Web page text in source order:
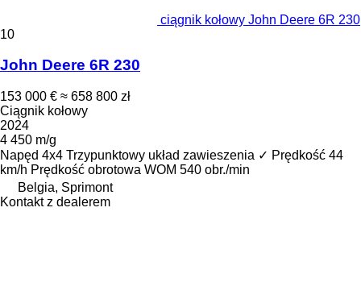
ciągnik kołowy John Deere 6R 230
10
John Deere 6R 230
153 000 € ≈ 658 800 zł
Ciągnik kołowy
2024
4 450 m/g
Napęd 4x4 Trzypunktowy układ zawieszenia ✓ Prędkość 44
km/h Prędkość obrotowa WOM 540 obr./min
Belgia, Sprimont
Kontakt z dealerem